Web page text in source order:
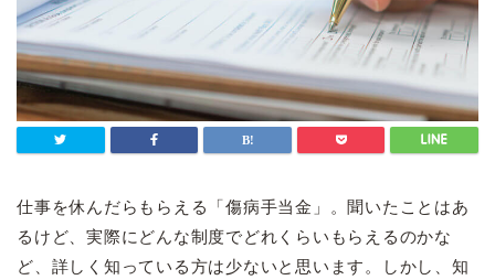
仕事を休んだらもらえる「傷病手当金」。聞いたことはあ
るけど、実際にどんな制度でどれくらいもらえるのかな
ど、詳しく知っている方は少ないと思います。しかし、知